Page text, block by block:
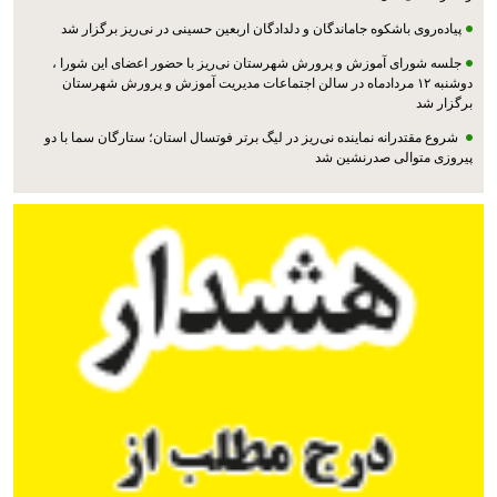
پیاده‌روی باشکوه جاماندگان و دلدادگان اربعین حسینی در نی‌ریز برگزار شد
جلسه شورای آموزش و پرورش شهرستان نی‌ریز با حضور اعضای این شورا ،
دوشنبه ۱۲ مردادماه در سالن اجتماعات مدیریت آموزش و پرورش شهرستان
برگزار شد
شروع مقتدرانه نماینده نی‌ریز در لیگ برتر فوتسال استان؛ ستارگان سما با دو
پیروزی متوالی صدرنشین شد